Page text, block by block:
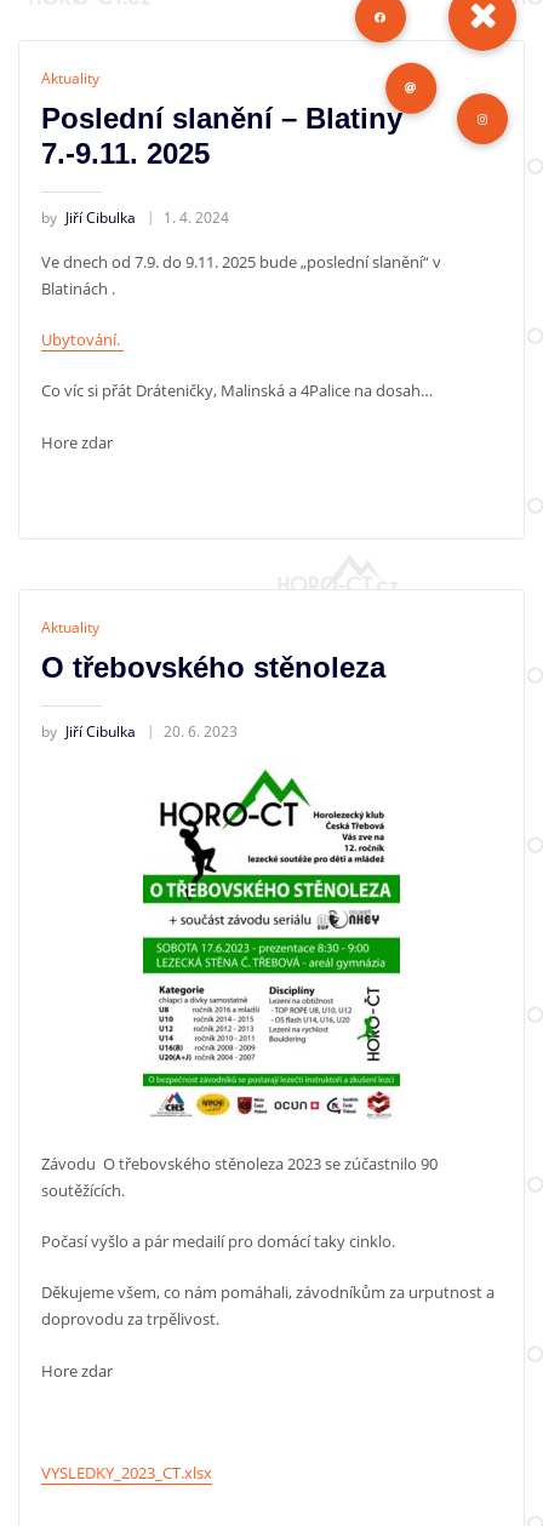
Aktuality
Poslední slanění – Blatiny
7.-9.11. 2025
by Jiří Cibulka 1. 4. 2024
Ve dnech od 7.9. do 9.11. 2025 bude „poslední slanění“ v
Blatinách .
Ubytování.
Co víc si přát Dráteničky, Malinská a 4Palice na dosah…
Hore zdar
Aktuality
O třebovského stěnoleza
by Jiří Cibulka 20. 6. 2023
Závodu O třebovského stěnoleza 2023 se zúčastnilo 90
soutěžících.
Počasí vyšlo a pár medailí pro domácí taky cinklo.
Děkujeme všem, co nám pomáhali, závodníkům za urputnost a
doprovodu za trpělivost.
Hore zdar
VYSLEDKY_2023_CT.xlsx